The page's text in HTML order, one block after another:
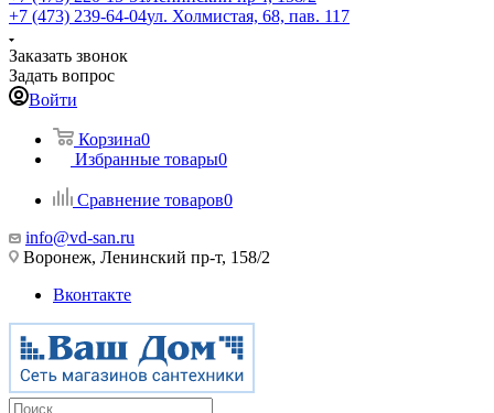
+7 (473) 239-64-04ул. Холмистая, 68, пав. 117
Заказать звонок
Задать вопрос
Войти
Корзина0
Избранные товары0
Сравнение товаров0
info@vd-san.ru
Воронеж, Ленинский пр-т, 158/2
Вконтакте